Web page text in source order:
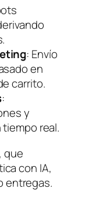
: Envío
en
carrito.
:
y
real.
que
con IA,
entregas.